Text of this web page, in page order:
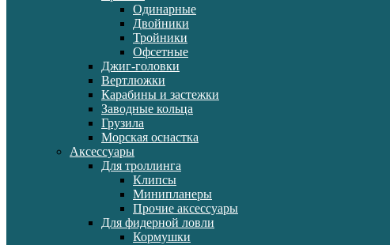
Одинарные
Двойники
Тройники
Офсетные
Джиг-головки
Вертлюжки
Карабины и застежки
Заводные кольца
Грузила
Морская оснастка
Аксессуары
Для троллинга
Клипсы
Минипланеры
Прочие аксессуары
Для фидерной ловли
Кормушки